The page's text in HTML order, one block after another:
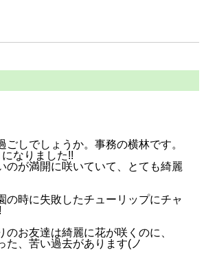
ごしでしょうか。事務の横林です。
なりました!!
のが満開に咲いていて、とても綺麗
の時に失敗したチューリップにチャ
のお友達は綺麗に花が咲くのに、
た、苦い過去があります(ノ